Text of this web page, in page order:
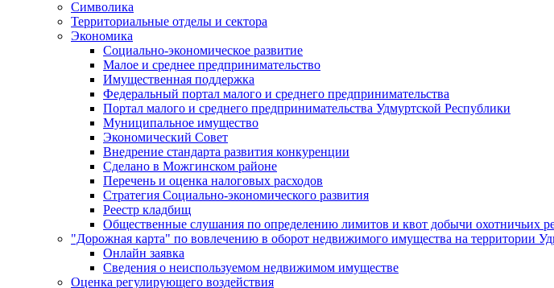
Символика
Территориальные отделы и сектора
Экономика
Социально-экономическое развитие
Малое и среднее предпринимательство
Имущественная поддержка
Федеральный портал малого и среднего предпринимательства
Портал малого и среднего предпринимательства Удмуртской Республики
Муниципальное имущество
Экономический Совет
Внедрение стандарта развития конкуренции
Сделано в Можгинском районе
Перечень и оценка налоговых расходов
Стратегия Социально-экономического развития
Реестр кладбищ
Общественные слушания по определению лимитов и квот добычи охотничьих
"Дорожная карта" по вовлечению в оборот недвижимого имущества на территории
Онлайн заявка
Сведения о неиспользуемом недвижимом имуществе
Оценка регулирующего воздействия